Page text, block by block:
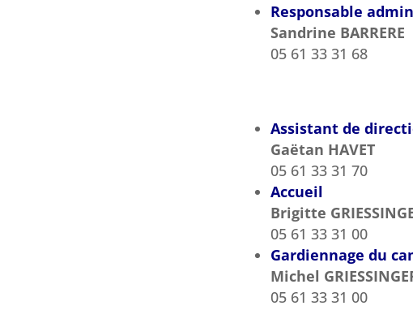
Responsable
Sandrine BARRERE
05 61 33 31 68
Assistant de
Gaëtan HAVET
05 61 33 31 70
Accueil
Brigitte
05 61 33 31 00
Gardiennage du
Michel
05 61 33 31 00